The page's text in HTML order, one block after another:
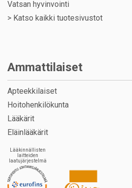
Vatsan hyvinvointi
> Katso kaikki tuotesivustot
Ammattilaiset
Apteekkilaiset
Hoitohenkilökunta
Lääkärit
Eläinlääkärit
Lääkinnällisten
laitteiden
laatujärjestelmä